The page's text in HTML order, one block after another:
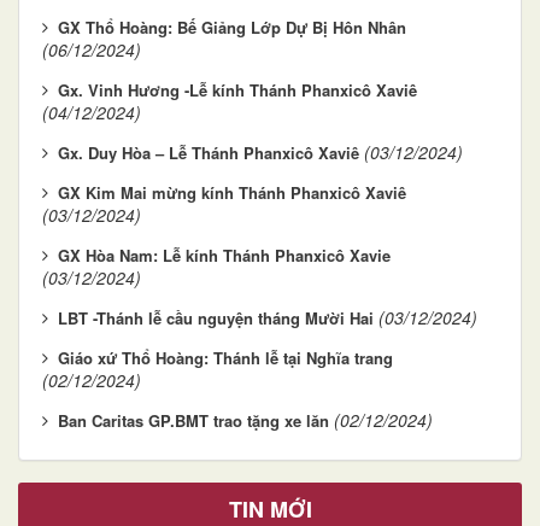
GX Thổ Hoàng: Bế Giảng Lớp Dự Bị Hôn Nhân
(06/12/2024)
Gx. Vinh Hương -Lễ kính Thánh Phanxicô Xaviê
(04/12/2024)
Gx. Duy Hòa – Lễ Thánh Phanxicô Xaviê (03/12/2024)
GX Kim Mai mừng kính Thánh Phanxicô Xaviê
(03/12/2024)
GX Hòa Nam: Lễ kính Thánh Phanxicô Xavie
(03/12/2024)
LBT -Thánh lễ cầu nguyện tháng Mười Hai (03/12/2024)
Giáo xứ Thổ Hoàng: Thánh lễ tại Nghĩa trang
(02/12/2024)
Ban Caritas GP.BMT trao tặng xe lăn (02/12/2024)
TIN MỚI